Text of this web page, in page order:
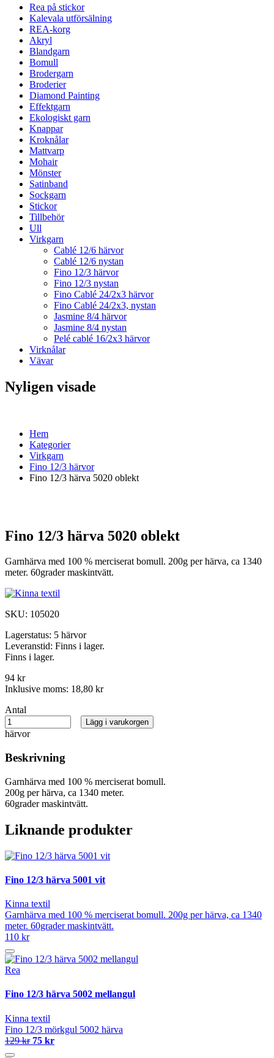
Rea på stickor
Kalevala utförsälning
REA-korg
Akryl
Blandgarn
Bomull
Brodergarn
Broderier
Diamond Painting
Effektgarn
Ekologiskt garn
Knappar
Kroknålar
Mattvarp
Mohair
Mönster
Satinband
Sockgarn
Stickor
Tillbehör
Ull
Virkgarn
Cablé 12/6 härvor
Cablé 12/6 nystan
Fino 12/3 härvor
Fino 12/3 nystan
Fino Cablé 24/2x3 härvor
Fino Cablé 24/2x3, nystan
Jasmine 8/4 härvor
Jasmine 8/4 nystan
Pelé cablé 16/2x3 härvor
Virknålar
Vävar
Nyligen visade
Hem
Kategorier
Virkgarn
Fino 12/3 härvor
Fino 12/3 härva 5020 oblekt
Fino 12/3 härva 5020 oblekt
Garnhärva med 100 % merciserat bomull. 200g per härva, ca 1340
meter. 60grader maskintvätt.
SKU: 105020
Lagerstatus: 5 härvor
Leveranstid: Finns i lager.
Finns i lager.
94 kr
Inklusive moms: 18,80 kr
Antal
härvor
Lägg i varukorgen
Beskrivning
Garnhärva med 100 % merciserat bomull.
200g per härva, ca 1340 meter.
60grader maskintvätt.
Liknande produkter
Fino 12/3 härva 5001 vit
Kinna textil
Garnhärva med 100 % merciserat bomull. 200g per härva, ca 1340
meter. 60grader maskintvätt.
110 kr
Rea
Fino 12/3 härva 5002 mellangul
Kinna textil
Fino 12/3 mörkgul 5002 härva
129 kr 75 kr